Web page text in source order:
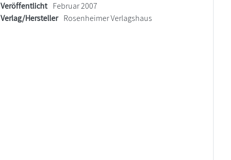
Veröffentlicht Februar 2007
Verlag/Hersteller Rosenheimer Verlagshaus